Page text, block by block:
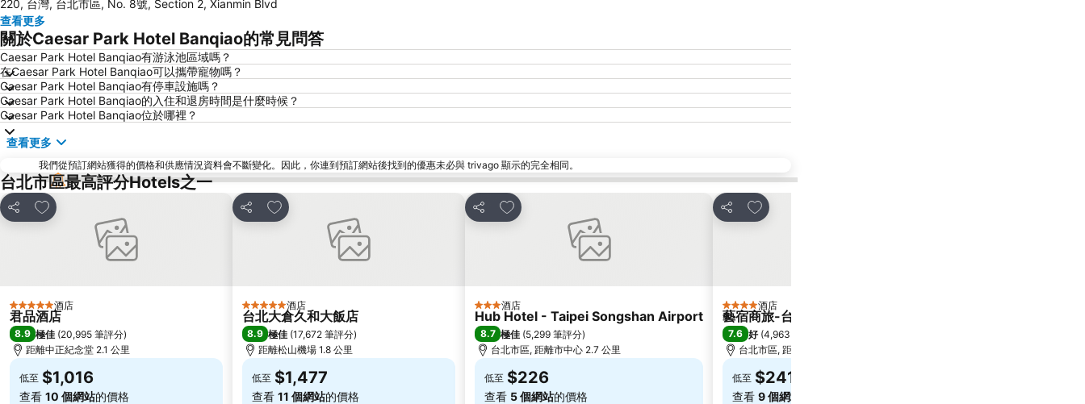
220, 台灣, 台北市區, No. 8號, Section 2, Xianmin Blvd
查看更多
關於Caesar Park Hotel Banqiao的常見問答
Caesar Park Hotel Banqiao有游泳池區域嗎？
在Caesar Park Hotel Banqiao可以攜帶寵物嗎？
Caesar Park Hotel Banqiao有停車設施嗎？
Caesar Park Hotel Banqiao的入住和退房時間是什麼時候？
Caesar Park Hotel Banqiao位於哪裡？
查看更多
我們從預訂網站獲得的價格和供應情況資料會不斷變化。因此，你連到預訂網站後找到的優惠未必與 trivago 顯示的完全相同。
台北市區最高評分Hotels之一
分享
放到收藏夾
5 星級 酒店
君品酒店
8.9 極佳 (20,995 筆評分)
距離中正紀念堂 2.1 公里
低至 $1,016
查看 10 個網站的價格
分享
放到收藏夾
5 星級 酒店
台北大倉久和大飯店
8.9 極佳 (17,672 筆評分)
距離松山機場 1.8 公里
低至 $1,477
查看 11 個網站的價格
分享
放到收藏夾
3 星級酒店
Hub Hotel - Taipei Songshan Airport
8.7 極佳 (5,299 筆評分)
台北市區, 距離市中心 2.7 公里
低至 $226
查看 5 個網站的價格
分享
放到收藏夾
4 星級 酒店
藝宿商旅-台北館
7.6 好 (4,963 筆評分
台北市區, 距離市中心 0.7 公里
低至 $241
查看 9 個網站